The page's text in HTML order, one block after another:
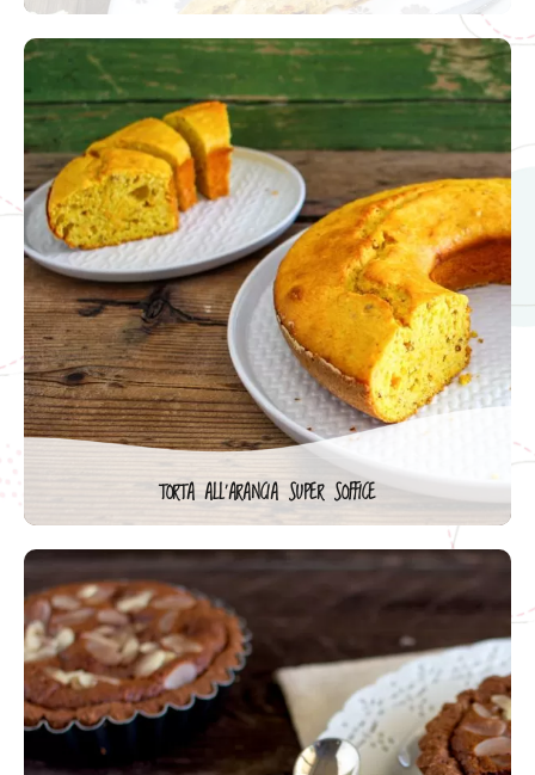
TORTA ALL’ARANCIA SUPER SOFFICE